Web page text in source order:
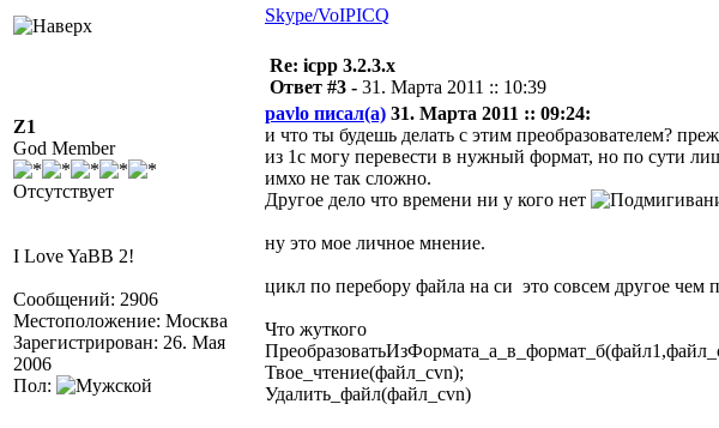
Skype/VoIPICQ
Z1
God Member
Отсутствует
I Love YaBB 2!
Сообщений: 2906
Местоположение: Москва
Зарегистрирован: 26. Мая
2006
Пол:
Re: icpp 3.2.3.x
Ответ #3 - 31. Марта 2011 :: 10:39
pavlo писал(а) 31. Марта 2011 :: 09:24:
и что ты будешь делать с этим преобразователем?
из 1с могу перевести в нужный формат, но по сути
имхо не так сложно.
Другое дело что времени ни у кого нет
ну это мое личное мнение.
цикл по перебору файла на си это совсем другое чем
Что жуткого
Твое_чтение(файл_cvn);
Удалить_файл(файл_cvn)